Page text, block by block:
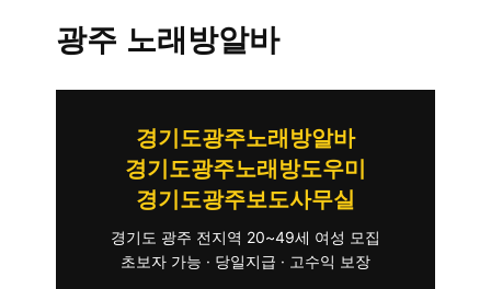
광주 노래방알바
경기도광주노래방알바
경기도광주노래방도우미
경기도광주보도사무실
경기도 광주 전지역 20~49세 여성 모집
초보자 가능 · 당일지급 · 고수익 보장